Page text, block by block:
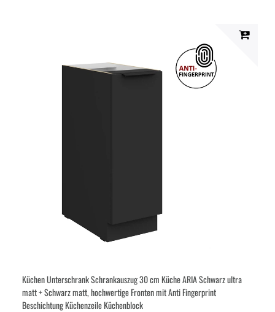
Küchen Unterschrank Schrankauszug 30 cm Küche ARIA Schwarz ultra
matt + Schwarz matt, hochwertige Fronten mit Anti Fingerprint
Beschichtung Küchenzeile Küchenblock